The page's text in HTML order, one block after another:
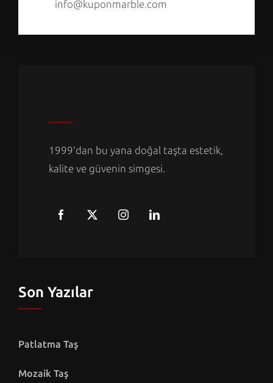
info@kuponmarble.com
1999’dan bu yana doğal taşta estetik,
kalite ve güvenin simgesi.
Son Yazılar
Patlatma Taş
Mozaik Taş